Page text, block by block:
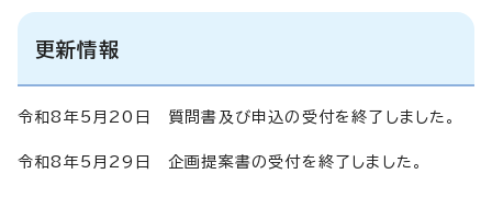
更新情報
令和8年5月20日 質問書及び申込の受付を終了しました。
令和8年5月29日 企画提案書の受付を終了しました。